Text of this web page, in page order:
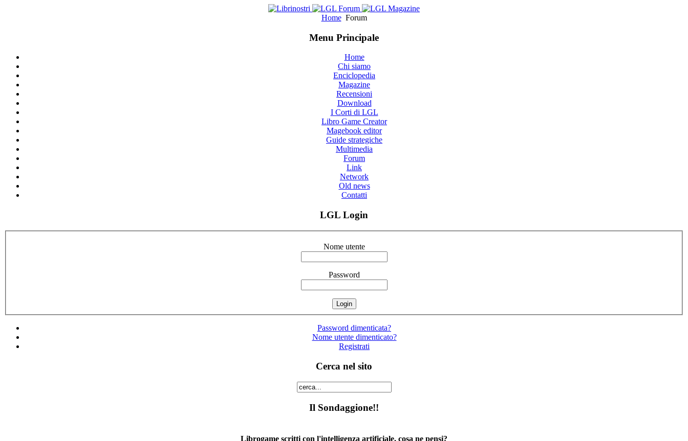
Home Forum
Menu Principale
Home
Chi siamo
Enciclopedia
Magazine
Recensioni
Download
I Corti di LGL
Libro Game Creator
Magebook editor
Guide strategiche
Multimedia
Forum
Link
Network
Old news
Contatti
LGL Login
Nome utente
Password
Password dimenticata?
Nome utente dimenticato?
Registrati
Cerca nel sito
Il Sondaggione!!
Librogame scritti con l'intelligenza artificiale, cosa ne pensi?